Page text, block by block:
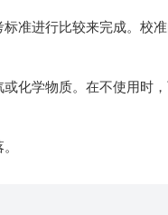
准进行比较来完成。校
化学物质。在不使用时